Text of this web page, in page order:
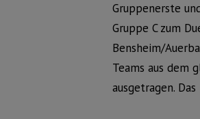
Gruppenerste
Gruppe C zum
Bensheim/
Teams aus dem
ausgetragen.